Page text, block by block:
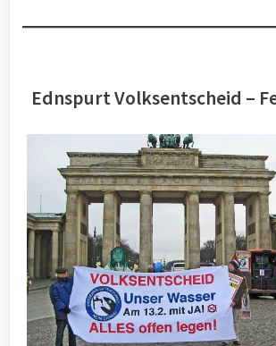
Ednspurt Volksentscheid –